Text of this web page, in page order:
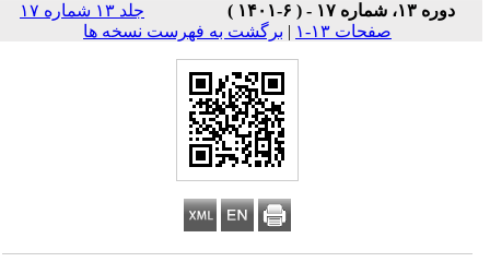
دوره ۱۳، شماره ۱۷ - ( ۶-۱۴۰۱ )
جلد ۱۳ شماره ۱۷
صفحات ۱۳-۱
| برگشت به فهرست نسخه ها